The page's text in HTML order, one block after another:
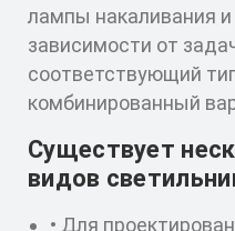
лампы накаливания
зависимости от
соответствующий
комбинированный
Существует
видов
• Для